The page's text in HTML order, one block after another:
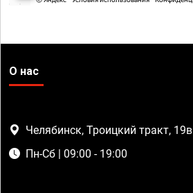
О нас
Челябинск, Троицкий тракт, 19в
Пн-Сб | 09:00 - 19:00